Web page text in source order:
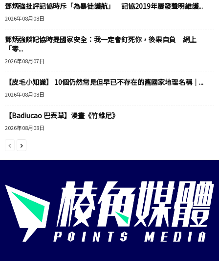
鄧炳強批評記協時斥「為暴徒護航」 記協2019年屢發聲明維護...
2026年08月08日
鄧炳強談記協時提國家安全：我一定會釘死你，後果自負 網上
「零...
2026年08月07日
【皮毛小知識】 10個仍然常見但早已不存在的舊國家地理名稱｜...
2026年08月08日
【Badiucao 巴丟草】漫畫《竹維尼》
2026年08月08日